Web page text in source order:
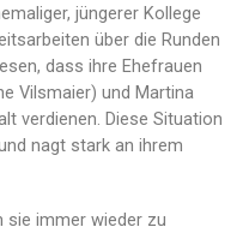
jüngerer Kollege
über die Runden
dass ihre Ehefrauen
Vilsmaier) und Martina
verdienen. Diese Situation
nagt stark an ihrem
sie immer wieder zu